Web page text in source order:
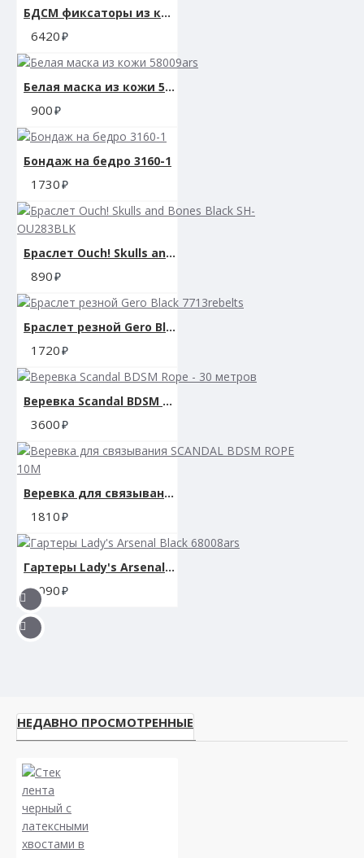
БДСМ фиксаторы из кожи 53013ars
6420
Белая маска из кожи 58009ars
900
Бондаж на бедро 3160-1
1730
Браслет Ouch! Skulls and Bones Black SH-OU283BLK
890
Браслет резной Gero Black 7713rebelts
1720
Веревка Scandal BDSM Rope - 30 метров
3600
Веревка для связывания SCANDAL BDSM ROPE 10M
1810
Гартеры Lady's Arsenal Black 68008ars
3090
НЕДАВНО ПРОСМОТРЕННЫЕ